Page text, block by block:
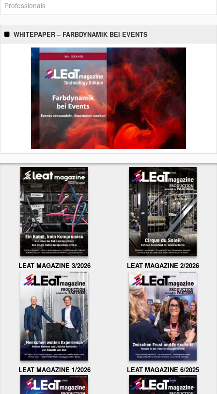
Professionals
WHITEPAPER – FARBDYNAMIK BEI EVENTS
LEAT MAGAZINE 3/2026 LEAT MAGAZINE 2/2026
LEAT MAGAZINE 1/2026 LEAT MAGAZINE 6/2025